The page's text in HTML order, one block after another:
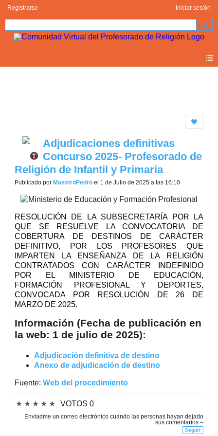
Registrarse Iniciar sesión
Adjudicaciones definitivas
Concurso 2025- Profesorado de
Religión de Infantil y Primaria
Publicado por MaestroPedro el 1 de Julio de 2025 a las 16:10
RESOLUCIÓN DE LA SUBSECRETARÍA POR LA
QUE SE RESUELVE LA CONVOCATORIA DE
COBERTURA DE DESTINOS DE CARÁCTER
DEFINITIVO, POR LOS PROFESORES QUE
IMPARTEN LA ENSEÑANZA DE LA RELIGIÓN
CONTRATADOS CON CARÁCTER INDEFINIDO
POR EL MINISTERIO DE EDUCACIÓN,
FORMACIÓN PROFESIONAL Y DEPORTES,
CONVOCADA POR RESOLUCIÓN DE 26 DE
MARZO DE 2025.
Información (Fecha de publicación en
la web: 1 de julio de 2025):
Adjudicación definitiva de destino
Anexo de adjudicación de destino
Fuente: Web del procedimiento
★ ★ ★ ★ ★ VOTOS 0
Enviadme un correo electrónico cuando las personas hayan dejado
sus comentarios –
Seguir